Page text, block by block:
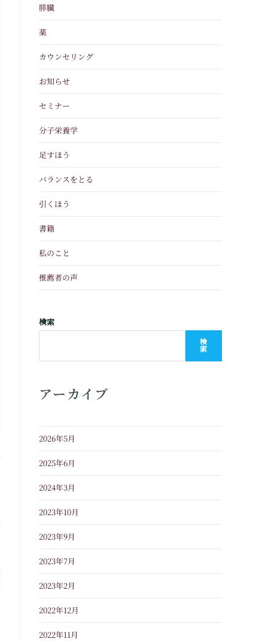
膵臓
薬
カウンセリング
お知らせ
セミナー
分子栄養学
足すほう
バランスをとる
引くほう
書籍
私のこと
推薦者の声
検索
検
索
アーカイブ
2026年5月
2025年6月
2024年3月
2023年10月
2023年9月
2023年7月
2023年2月
2022年12月
2022年11月